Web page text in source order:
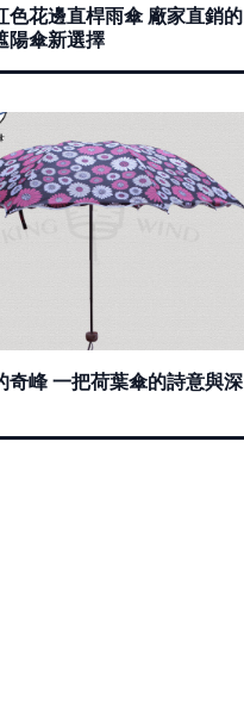
色花邊直桿雨傘 廠家直銷的
陽傘新選擇
奇峰 一把荷葉傘的詩意與深